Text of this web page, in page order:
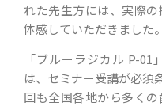
れた先生方には、実際
体感していただきました。
「ブルーラジカル P-
は、セミナー受講が必須
回も全国各地から多く